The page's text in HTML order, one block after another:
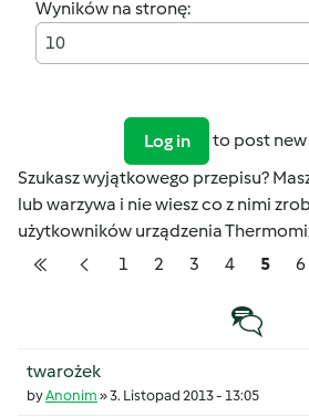
Wyników na stronę:
10
Log in
to post
Szukasz wyjątkowego przepisu?
lub warzywa i nie wiesz co z nimi
użytkowników urządzenia
Pagination
Pierwsza strona
Poprzednia strona
Strona
1 Strona
2 Strona
3 Strona
4 Strona
5 6
Temat
twarożek
byAnonim »3. Listopad 2013 - 13:05